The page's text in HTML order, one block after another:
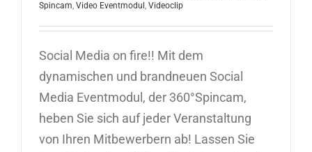
Spincam, Video Eventmodul , Videoclip
Social Media on fire!! Mit dem
dynamischen und brandneuen Social
Media Eventmodul, der 360°Spincam,
heben Sie sich auf jeder Veranstaltung
von Ihren Mitbewerbern ab! Lassen Sie